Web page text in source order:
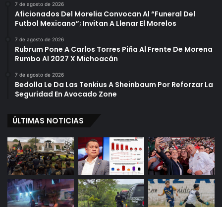
7 de agosto de 2026
Aficionados Del Morelia Convocan Al “Funeral Del
Futbol Mexicano”; Invitan A Llenar El Morelos
7 de agosto de 2026
Rubrum Pone A Carlos Torres Piña Al Frente De Morena
Rumbo Al 2027 X Michoacán
7 de agosto de 2026
Bedolla Le Da Las Tenkius A Sheinbaum Por Reforzar La
Seguridad En Avocado Zone
ÚLTIMAS NOTICIAS